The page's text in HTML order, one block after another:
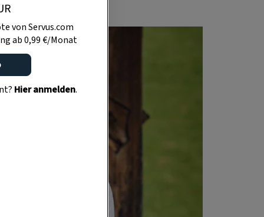
von Servus.com
ab 0,99 €/Monat
Hier anmelden.